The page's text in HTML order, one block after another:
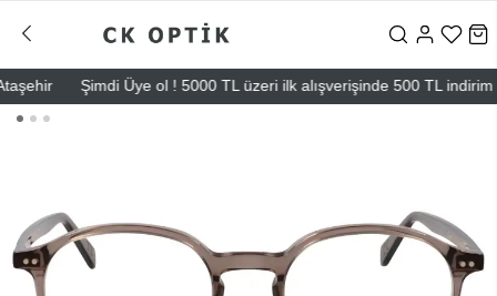
Şimdi Üye ol ! 5000 TL üzeri ilk alışverişinde 500 TL indirim